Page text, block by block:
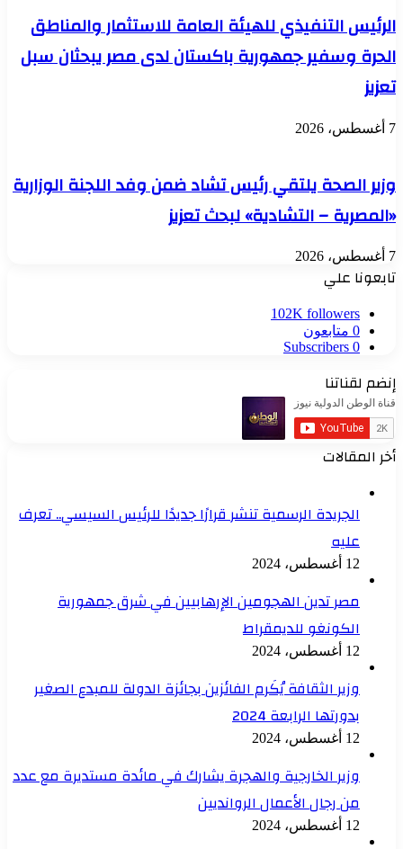
الرئيس التنفيذي للهيئة العامة للاستثمار والمناطق
الحرة وسفير جمهورية باكستان لدى مصر يبحثان سبل
تعزيز
7 أغسطس، 2026
وزير الصحة يلتقي رئيس تشاد ضمن وفد اللجنة الوزارية
«المصرية – التشادية» لبحث تعزيز
7 أغسطس، 2026
تابعونا علي
102K followers
0 متابعون
0
Subscribers
إنضم لقناتنا
أخر المقالات
الجريدة الرسمية تنشر قرارًا جديدًا للرئيس السيسي.. تعرف
عليه
12 أغسطس، 2024
مصر تدين الهجومين الإرهابيين في شرق جمهورية
الكونغو للديمقراط
12 أغسطس، 2024
وزير الثقافة يُكَرم الفائزين بجائزة الدولة للمبدع الصغير
بدورتها الرابعة 2024
12 أغسطس، 2024
وزير الخارجية والهجرة يشارك في مائدة مستديرة مع عدد
من رجال الأعمال الروانديين
12 أغسطس، 2024